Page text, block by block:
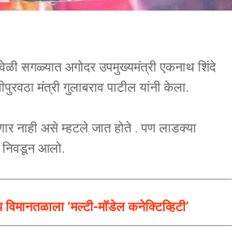
सगळ्यात अगोदर उपमुख्यमंत्री एकनाथ शिंदे
मंत्री गुलाबराव पाटील यांनी केला.
नाही असे म्हटले जात होते . पण लाडक्या
निवडून आलो.
‘मल्टी-मॉडेल कनेक्टिव्हिटी’